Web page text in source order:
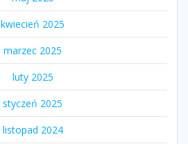
kwiecień 2025
marzec 2025
luty 2025
styczeń 2025
listopad 2024